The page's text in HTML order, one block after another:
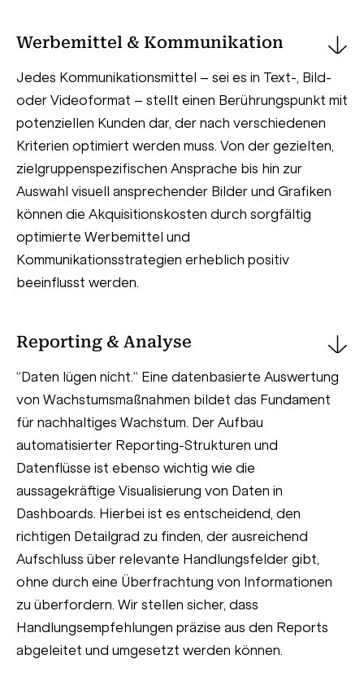
Werbemittel & Kommunikation
Jedes Kommunikationsmittel – sei es in Text-, Bild-
oder Videoformat – stellt einen Berührungspunkt mit
potenziellen Kunden dar, der nach verschiedenen
Kriterien optimiert werden muss. Von der gezielten,
zielgruppenspezifischen Ansprache bis hin zur
Auswahl visuell ansprechender Bilder und Grafiken
können die Akquisitionskosten durch sorgfältig
optimierte Werbemittel und
Kommunikationsstrategien erheblich positiv
beeinflusst werden.
Reporting & Analyse
“Daten lügen nicht.“ Eine datenbasierte Auswertung
von Wachstumsmaßnahmen bildet das Fundament
für nachhaltiges Wachstum. Der Aufbau
automatisierter Reporting-Strukturen und
Datenflüsse ist ebenso wichtig wie die
aussagekräftige Visualisierung von Daten in
Dashboards. Hierbei ist es entscheidend, den
richtigen Detailgrad zu finden, der ausreichend
Aufschluss über relevante Handlungsfelder gibt,
ohne durch eine Überfrachtung von Informationen
zu überfordern. Wir stellen sicher, dass
Handlungsempfehlungen präzise aus den Reports
abgeleitet und umgesetzt werden können.